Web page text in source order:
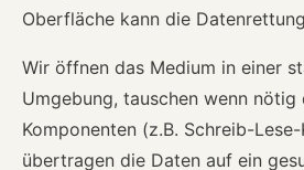
Oberfläche kann die
Wir öffnen das Medium in einer
Umgebung, tauschen wenn nötig
Komponenten (z.B. Schreib-
übertragen die Daten auf ein